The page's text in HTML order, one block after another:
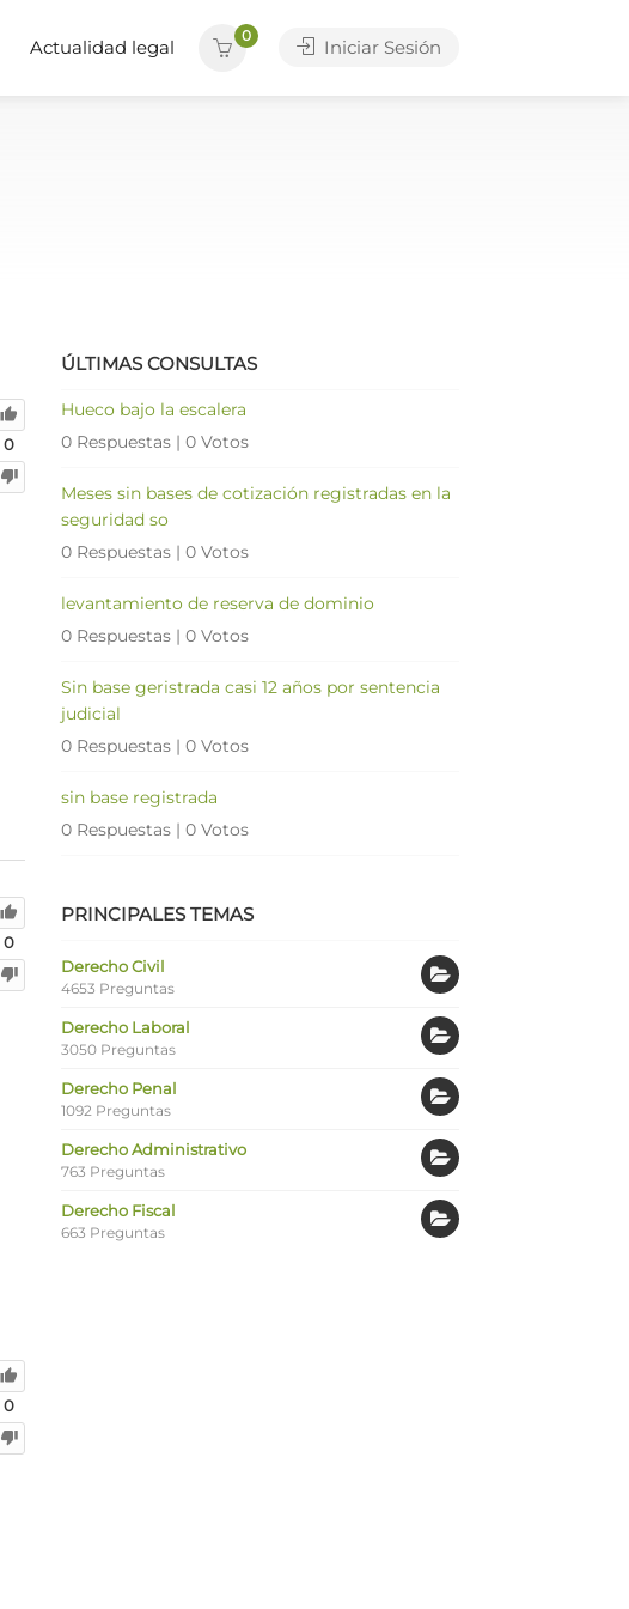
Actualidad legal
0
Iniciar Sesión
0
0
0
ÚLTIMAS CONSULTAS
Hueco bajo la escalera
0 Respuestas | 0 Votos
Meses sin bases de cotización registradas en la
seguridad so
0 Respuestas | 0 Votos
levantamiento de reserva de dominio
0 Respuestas | 0 Votos
Sin base geristrada casi 12 años por sentencia
judicial
0 Respuestas | 0 Votos
sin base registrada
0 Respuestas | 0 Votos
PRINCIPALES TEMAS
Derecho Civil
4653 Preguntas
Derecho Laboral
3050 Preguntas
Derecho Penal
1092 Preguntas
Derecho Administrativo
763 Preguntas
Derecho Fiscal
663 Preguntas